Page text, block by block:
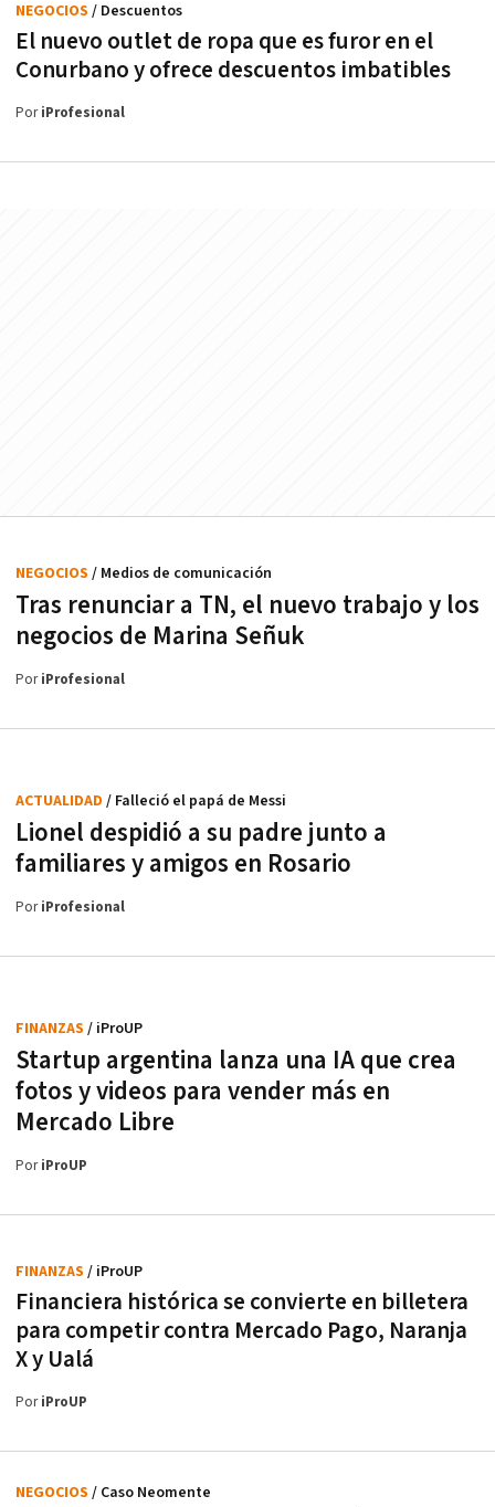
El nuevo outlet de ropa que es furor en el
Conurbano y ofrece descuentos imbatibles
NEGOCIOS / Descuentos
PoriProfesional
Tras renunciar a TN, el nuevo trabajo y los
negocios de Marina Señuk
NEGOCIOS / Medios de comunicación
PoriProfesional
Lionel despidió a su padre junto a
familiares y amigos en Rosario
ACTUALIDAD / Falleció el papá de Messi
PoriProfesional
Startup argentina lanza una IA que crea
fotos y videos para vender más en
Mercado Libre
FINANZAS / iProUP
PoriProUP
Financiera histórica se convierte en billetera
para competir contra Mercado Pago, Naranja
X y Ualá
FINANZAS / iProUP
PoriProUP
NEGOCIOS / Caso Neomente